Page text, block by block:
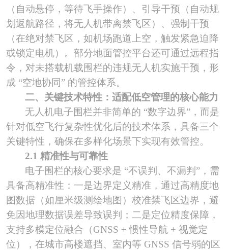
（自动悬停，等待飞手操作）、引导干预（自动规
划返航路径，将无人机带离禁飞区）、强制干预
（在绝对禁飞区，如机场跑道上空，触发紧急迫降
或锁定电机）。部分地面管控平台还可通过远程指
令，对未搭载机载围栏的违规无人机实施干预，形
成 “空地协同” 的管控体系。
二、关键技术特性：适配低空管理的核心能力
无人机电子围栏并非简单的 “数字边界”，而是
针对低空飞行复杂性优化后的技术体系，具备三个
关键特性，确保在多样化场景下实现有效管控。
2.1 精准性与可靠性
电子围栏的核心要求是 “不误判、不漏判”，需
具备高精准性：一是边界定义精准，通过高精度地
图数据（如厘米级测绘地图）校准禁飞区边界，避
免因地理数据误差导致误判；二是定位精度保障，
支持多模定位融合（GNSS + 惯性导航 + 视觉定
位），在城市高楼遮挡、室内等 GNSS 信号弱的区